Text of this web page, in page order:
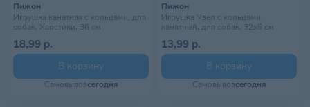
Пижон
Игрушка канатная с кольцами, для
собак, Хвостики, 36 см
18,99 р.
В корзину
Самовывозсегодня
Пижон
Игрушка Узел с кольцами
канатный, для собак, 32х5 см
13,99 р.
В корзину
Самовывозсегодня